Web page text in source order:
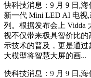
快科技消息：9 月 9 日,
新一代 Mini LED AI 电视
列。根据发布会上 Vidda
视不仅带来极具智价比
示技术的普及，更是通
大模型将智慧大屏的画...
快科技消息：9 月 9 日,